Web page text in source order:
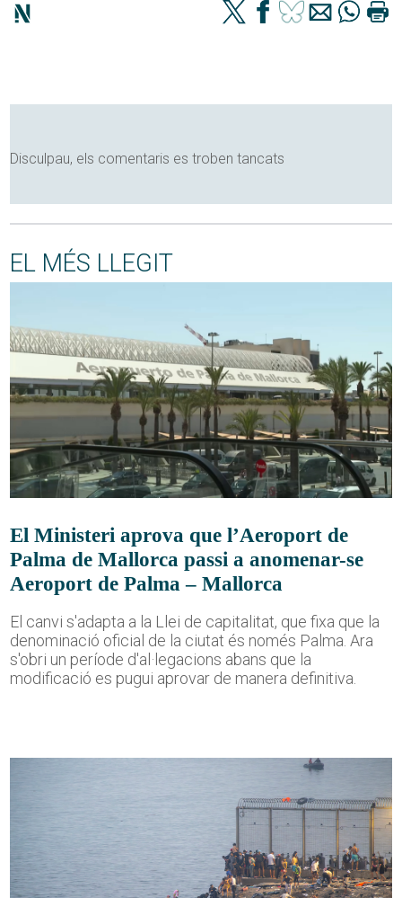
Disculpau, els comentaris es troben tancats
EL MÉS LLEGIT
El Ministeri aprova que l’Aeroport de
Palma de Mallorca passi a anomenar-se
Aeroport de Palma – Mallorca
El canvi s'adapta a la Llei de capitalitat, que fixa que la
denominació oficial de la ciutat és només Palma. Ara
s'obri un període d'al·legacions abans que la
modificació es pugui aprovar de manera definitiva.